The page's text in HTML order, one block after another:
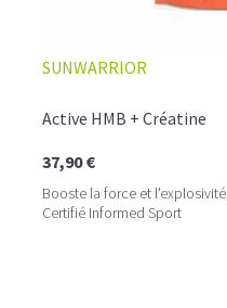
SUNWARRIOR
Active HMB + Créatine
37,90 €
Booste la force et
Certifié Informed Sport